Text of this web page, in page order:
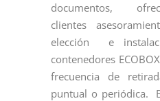
documentos,
clientes
elección e
contenedores
frecuencia de
puntual o periódica.